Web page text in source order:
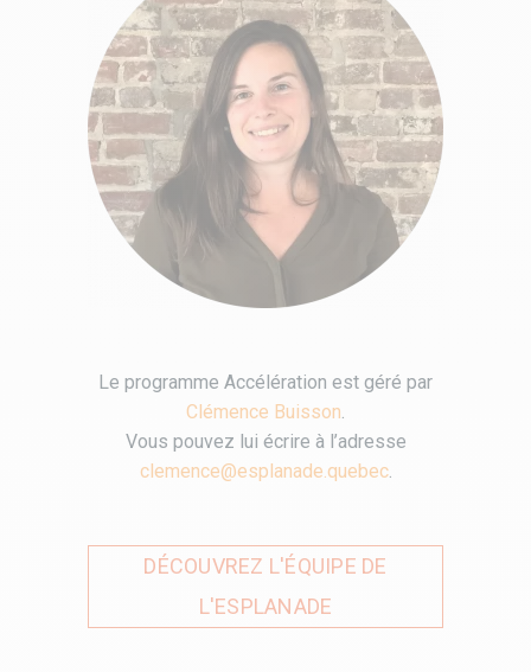
Le programme Accélération est géré par
Clémence Buisson.
Vous pouvez lui écrire à l’adresse
clemence@esplanade.quebec.
DÉCOUVREZ L'ÉQUIPE DE
L'ESPLANADE